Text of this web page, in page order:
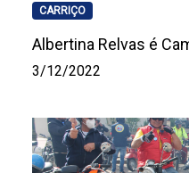
CARRIÇO
Albertina Relvas é
3/12/2022